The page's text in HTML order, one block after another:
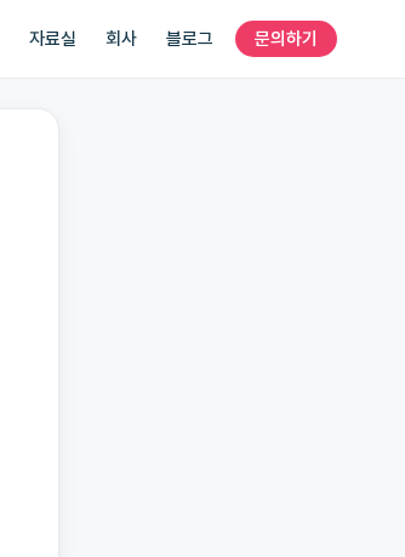
자료실 회사 블로그 문의하기